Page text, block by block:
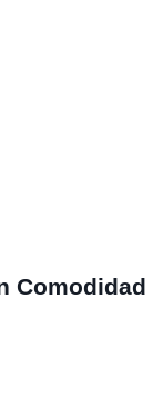
Comodidad